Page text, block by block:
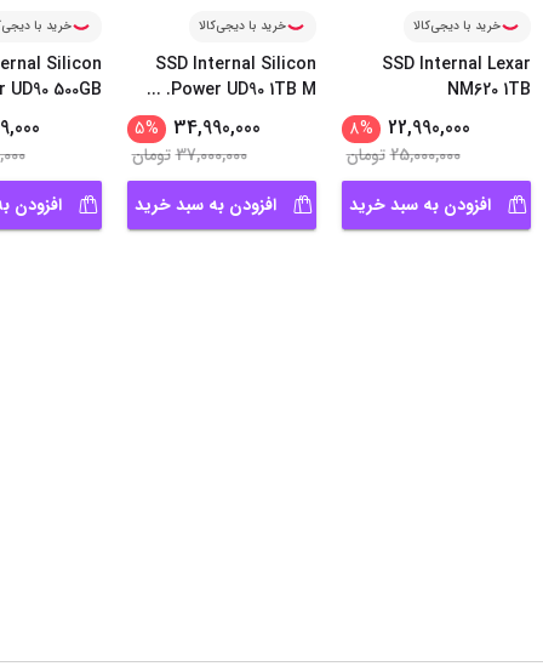
خرید با دیجی‌کالا
SSD Internal Lexar
NM620 1TB
22,990,000
%
8
25,000,000تومان
افزودن به سبد خرید
خرید با دیجی‌کالا
SSD Internal Silicon
Power UD90 1TB M.
...
34,990,000
%
5
37,000,000تومان
افزودن به سبد خرید
خرید با
Silicon
500GB
افزودن